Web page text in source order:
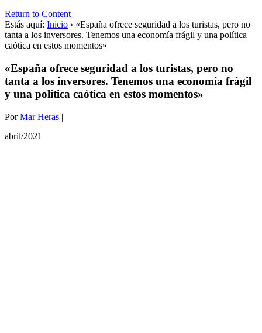
Return to Content
Estás aquí: Inicio › «España ofrece seguridad a los turistas, pero no
tanta a los inversores. Tenemos una economía frágil y una política
caótica en estos momentos»
«España ofrece seguridad a los turistas, pero no
tanta a los inversores. Tenemos una economía frágil
y una política caótica en estos momentos»
PorMar Heras |
abril/2021